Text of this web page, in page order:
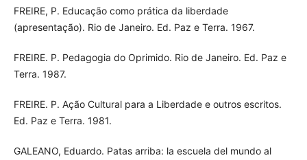
FREIRE, P. Educação como prática da liberdade
(apresentação). Rio de Janeiro. Ed. Paz e Terra. 1967.
FREIRE. P. Pedagogia do Oprimido. Rio de Janeiro. Ed. Paz e
Terra. 1987.
FREIRE. P. Ação Cultural para a Liberdade e outros escritos.
Ed. Paz e Terra. 1981.
GALEANO, Eduardo. Patas arriba: la escuela del mundo al